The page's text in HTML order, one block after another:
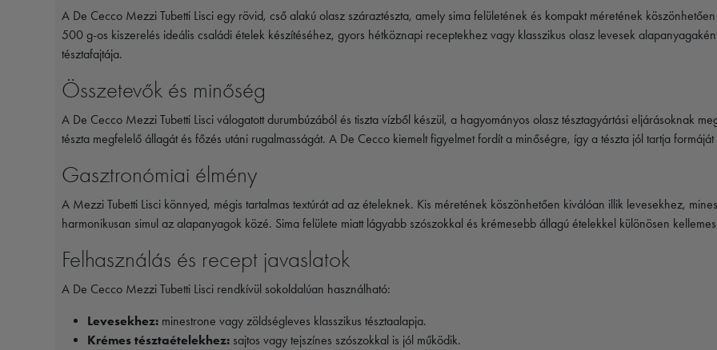
A De Cecco Mezzi Tubetti Lisci egy rövid, cső alakú olasz száraztészta, amely sima felületének és kompakt méretének
500 g-os kiszerelés ideális családi ételek készítéséhez, gyors hétköznapi receptekhez vagy klasszikus olasz levesek
tésztafajtája.
Összetevők és minőség
A De Cecco Mezzi Tubetti Lisci válogatott durumbúzából és tiszta vízből készül, a hagyományos olasz tésztagyártási eljárásoknak
tészta megfelelő állagát és főzés utáni rugalmasságát. A De Cecco kiemelt figyelmet fordít a minőségre, így a tészta jól tartja
Gasztronómiai élmény
A Mezzi Tubetti Lisci könnyed, mégis tartalmas textúrát ad az ételeknek. Kis méretének köszönhetően kiválóan illik levesekhez,
harmonikusan simul az alapanyagok közé. Sima felülete miatt lágyabb szószokkal és krémesebb állagú ételekkel különösen
Felhasználás és recept javaslatok
A De Cecco Mezzi Tubetti Lisci rendkívül sokoldalúan használható:
Levesekhez: minestrone vagy zöldségleves klasszikus tésztaalapja.
Krémes tésztaételekhez: sajtos vagy tejszínes szószokkal is jól működik.